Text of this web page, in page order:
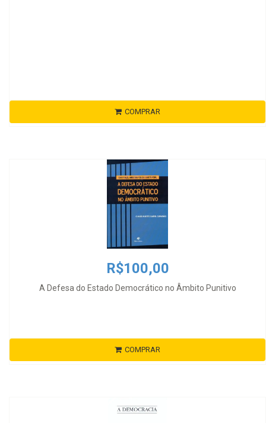
COMPRAR
R$100,00
A Defesa do Estado Democrático no Âmbito Punitivo
COMPRAR